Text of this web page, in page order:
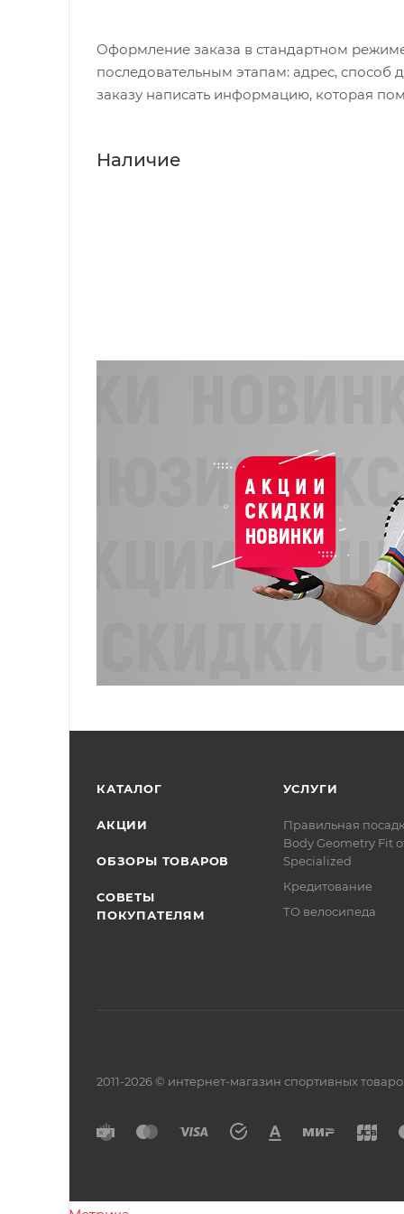
Оформление заказа в стандартном
последовательным этапам: адрес, способ
заказу написать информацию, которая
Наличие
КАТАЛОГ
АКЦИИ
ОБЗОРЫ ТОВАРОВ
СОВЕТЫ
ПОКУПАТЕЛЯМ
УСЛУГИ
Правильная
Body Geometry Fit
Specialized
Кредитование
ТО велосипеда
2011-2026 © интернет-магазин спортивных